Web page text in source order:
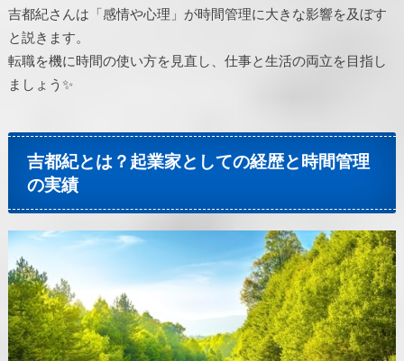
吉都紀さんは「感情や心理」が時間管理に大きな影響を及ぼす
と説きます。
転職を機に時間の使い方を見直し、仕事と生活の両立を目指し
ましょう✨
吉都紀とは？起業家としての経歴と時間管理
の実績